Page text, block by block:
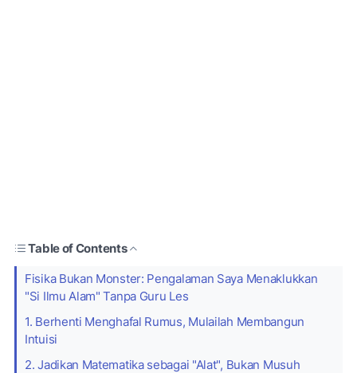
Table of Contents
Fisika Bukan Monster: Pengalaman Saya Menaklukkan
"Si Ilmu Alam" Tanpa Guru Les
1. Berhenti Menghafal Rumus, Mulailah Membangun
Intuisi
2. Jadikan Matematika sebagai "Alat", Bukan Musuh